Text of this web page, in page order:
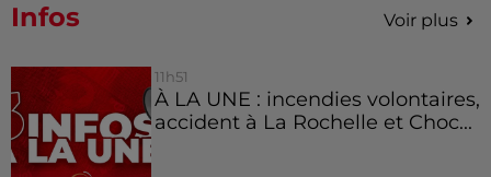
Infos Voir plus
11h51
À LA UNE : incendies volontaires,
accident à La Rochelle et Choc...